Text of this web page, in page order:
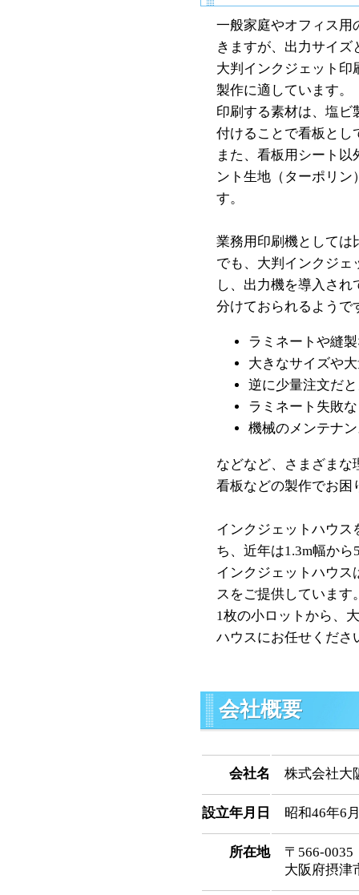
一般家庭やオフィス用
きますが、出力サイ
大判インクジェット印
製作に適しています。
印刷する素材は、塩ビ
付けることで看板とし
また、看板用シート
ント生地（ターポリ
す。
業務用印刷機としては
でも、大判インクジェ
し、出力機を導入さ
分けておられるようで
ラミネートや縫
大きなサイズや
逆に少量注文だ
ラミネート失敗
機械のメンテナ
などなど、さまざまな
看板などの製作でお困
インクジェットハウス
ち、近年は1.3m幅か
インクジェットハウス
スをご提供しています
1枚の小ロットから、
ハウスにお任せくださ
会社概要
会社名 株式会社大
設立年月日 昭和46年6
所在地
〒566-0035
大阪府摂津